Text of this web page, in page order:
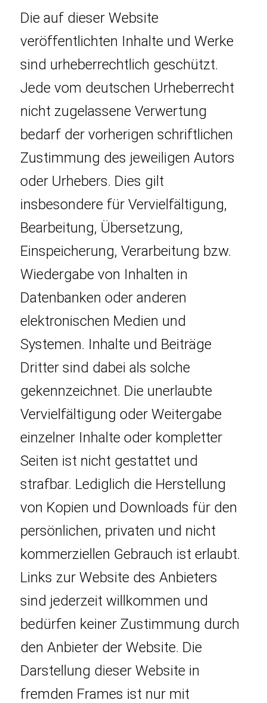
Die auf dieser Website
veröffentlichten Inhalte und Werke
sind urheberrechtlich geschützt.
Jede vom deutschen Urheberrecht
nicht zugelassene Verwertung
bedarf der vorherigen schriftlichen
Zustimmung des jeweiligen Autors
oder Urhebers. Dies gilt
insbesondere für Vervielfältigung,
Bearbeitung, Übersetzung,
Einspeicherung, Verarbeitung bzw.
Wiedergabe von Inhalten in
Datenbanken oder anderen
elektronischen Medien und
Systemen. Inhalte und Beiträge
Dritter sind dabei als solche
gekennzeichnet. Die unerlaubte
Vervielfältigung oder Weitergabe
einzelner Inhalte oder kompletter
Seiten ist nicht gestattet und
strafbar. Lediglich die Herstellung
von Kopien und Downloads für den
persönlichen, privaten und nicht
kommerziellen Gebrauch ist erlaubt.
Links zur Website des Anbieters
sind jederzeit willkommen und
bedürfen keiner Zustimmung durch
den Anbieter der Website. Die
Darstellung dieser Website in
fremden Frames ist nur mit